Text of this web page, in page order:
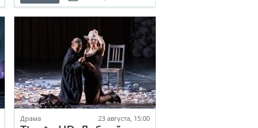
Драма 23 августа, 15:00